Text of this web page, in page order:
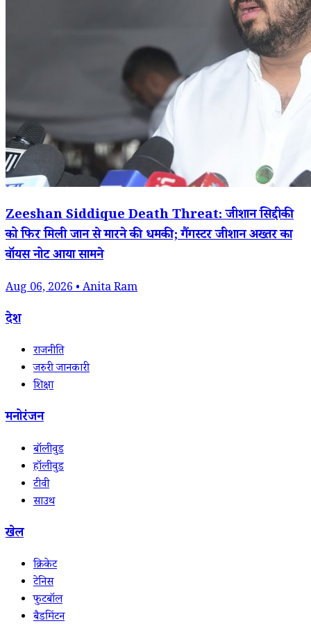
Zeeshan Siddique Death Threat: जीशान सिद्दीकी
को फिर मिली जान से मारने की धमकी; गैंगस्टर जीशान अख्तर का
वॉयस नोट आया सामने
Aug 06, 2026 • Anita Ram
देश
राजनीति
जरुरी जानकारी
शिक्षा
मनोरंजन
बॉलीवुड
हॉलीवुड
टीवी
साउथ
खेल
क्रिकेट
टेनिस
फुटबॉल
बैडमिंटन